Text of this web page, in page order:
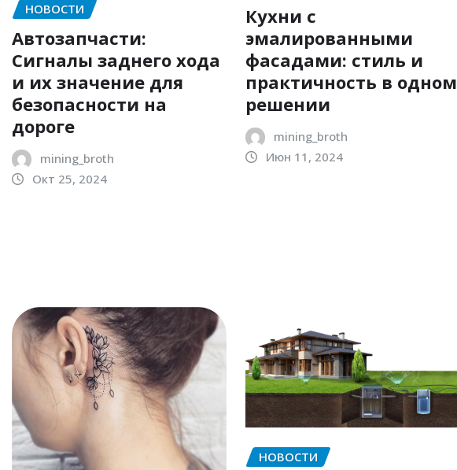
НОВОСТИ
Автозапчасти:
Сигналы заднего хода
и их значение для
безопасности на
дороге
mining_broth
Окт 25, 2024
Кухни с
эмалированными
фасадами: стиль и
практичность в одном
решении
mining_broth
Июн 11, 2024
НОВОСТИ